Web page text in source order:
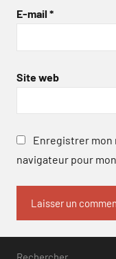
E-mail *
Site web
Enregistrer mon
navigateur pour